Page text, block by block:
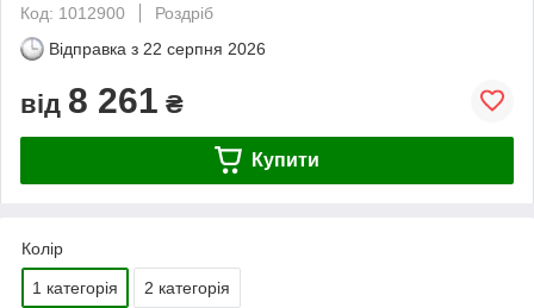
Код: 1012900
Роздріб
Відправка з 22 серпня 2026
від 8 261 ₴
Купити
Колір
1 категорія 2 категорія